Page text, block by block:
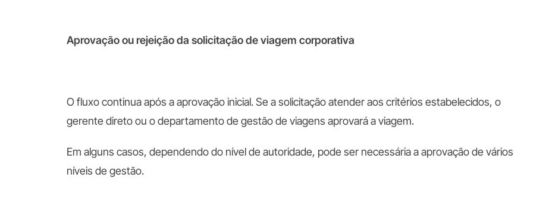
Aprovação ou rejeição da solicitação de viagem corporativa
O fluxo continua após a aprovação inicial. Se a solicitação atender aos critérios estabelecidos, o
gerente direto ou o departamento de gestão de viagens aprovará a viagem.
Em alguns casos, dependendo do nível de autoridade, pode ser necessária a aprovação de vários
níveis de gestão.